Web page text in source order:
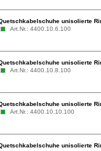
unisolierte
Art.Nr.: 4400.10.6.100
unisolierte
Art.Nr.: 4400.10.8.100
unisolierte
Art.Nr.: 4400.10.10.100
unisolierte